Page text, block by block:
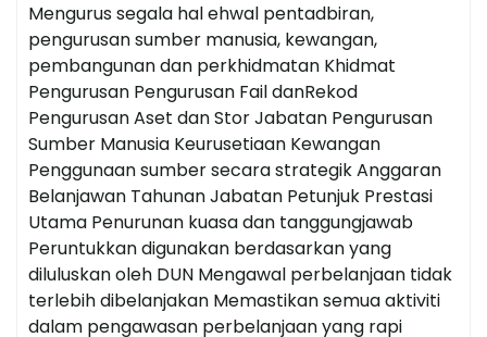
Mengurus segala hal ehwal pentadbiran,
pengurusan sumber manusia, kewangan,
pembangunan dan perkhidmatan Khidmat
Pengurusan Pengurusan Fail danRekod
Pengurusan Aset dan Stor Jabatan Pengurusan
Sumber Manusia Keurusetiaan Kewangan
Penggunaan sumber secara strategik Anggaran
Belanjawan Tahunan Jabatan Petunjuk Prestasi
Utama Penurunan kuasa dan tanggungjawab
Peruntukkan digunakan berdasarkan yang
diluluskan oleh DUN Mengawal perbelanjaan tidak
terlebih dibelanjakan Memastikan semua aktiviti
dalam pengawasan perbelanjaan yang rapi